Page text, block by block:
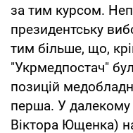
за тим курсом.
президентську
тим більше, що,
"Укрмедпостач"
позицій
перша. У далекому
Віктора Ющенка)